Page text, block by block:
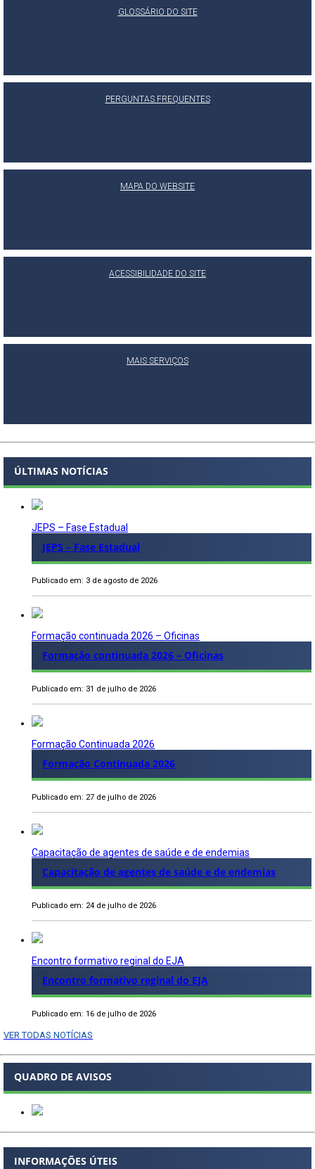
GLOSSÁRIO DO SITE
PERGUNTAS FREQUENTES
MAPA DO WEBSITE
ACESSIBILIDADE DO SITE
MAIS SERVIÇOS
ÚLTIMAS NOTÍCIAS
JEPS – Fase Estadual
JEPS – Fase Estadual
Publicado em: 3 de agosto de 2026
Formação continuada 2026 – Oficinas
Formação continuada 2026 – Oficinas
Publicado em: 31 de julho de 2026
Formação Continuada 2026
Formação Continuada 2026
Publicado em: 27 de julho de 2026
Capacitação de agentes de saúde e de endemias
Capacitação de agentes de saúde e de endemias
Publicado em: 24 de julho de 2026
Encontro formativo reginal do EJA
Encontro formativo reginal do EJA
Publicado em: 16 de julho de 2026
VER TODAS NOTÍCIAS
QUADRO DE AVISOS
INFORMAÇÕES ÚTEIS